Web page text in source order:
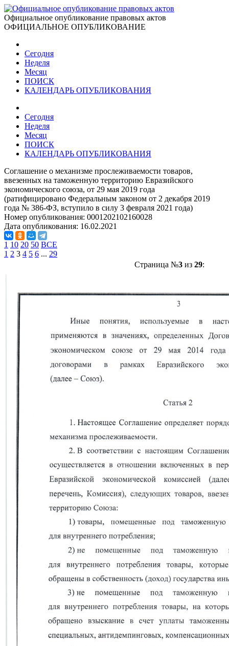
Официальное опубликование правовых актов
ОФИЦИАЛЬНОЕ ОПУБЛИКОВАНИЕ
Сегодня
Неделя
Месяц
ПОИСК
КАЛЕНДАРЬ ОПУБЛИКОВАНИЯ
Сегодня
Неделя
Месяц
ПОИСК
КАЛЕНДАРЬ ОПУБЛИКОВАНИЯ
Соглашение о механизме прослеживаемости товаров,
ввезенных на таможенную территорию Евразийского
экономического союза, от 29 мая 2019 года
(ратифицировано Федеральным законом от 2 декабря 2019
года № 386-ФЗ, вступило в силу 3 февраля 2021 года)
Номер опубликования: 0001202102160028
Дата опубликования: 16.02.2021
1 10 20 50 ВСЕ
1 2 3 4 5 6 ... 29
Страница №3из 29: